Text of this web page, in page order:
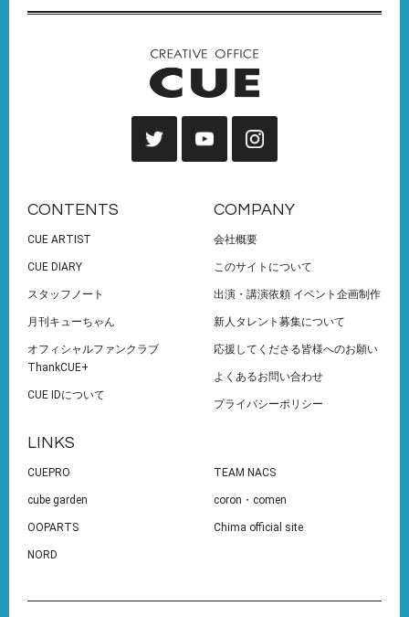
CONTENTS
CUE ARTIST
CUE DIARY
スタッフノート
月刊キューちゃん
オフィシャルファンクラブ
ThankCUE+
CUE IDについて
COMPANY
会社概要
このサイトについて
出演・講演依頼 イベント企画制作
新人タレント募集について
応援してくださる皆様へのお願い
よくあるお問い合わせ
プライバシーポリシー
LINKS
CUEPRO TEAM NACS
cube garden coron・comen
OOPARTS Chima official site
NORD